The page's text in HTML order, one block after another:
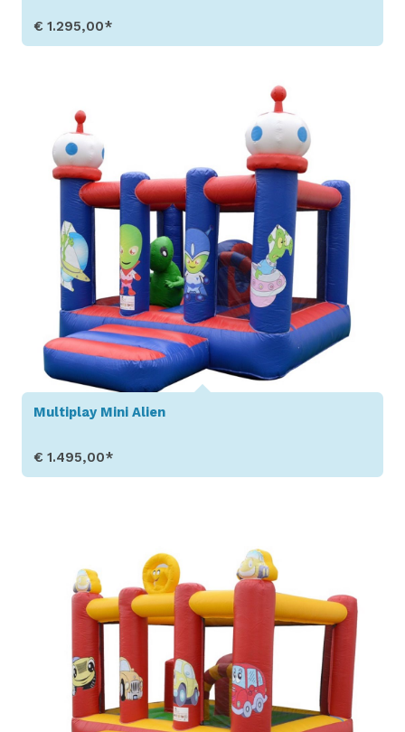
€ 1.295,00*
Multiplay Mini Alien
€ 1.495,00*